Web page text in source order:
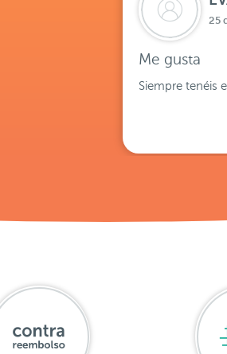
25
Me gusta
Siempre tenéis